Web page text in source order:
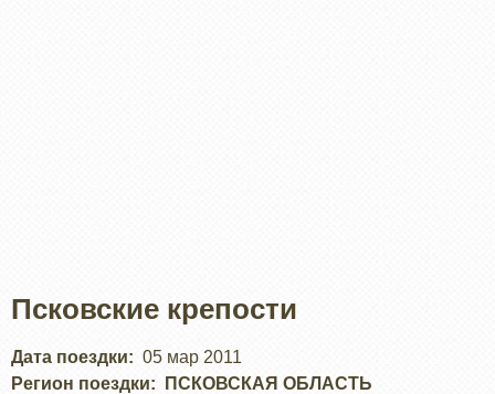
Псковские крепости
Дата поездки
05 мар 2011
Регион поездки
ПСКОВСКАЯ ОБЛАСТЬ